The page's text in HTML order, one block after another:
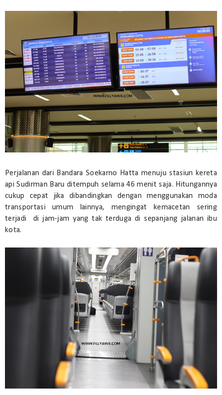
Perjalanan dari Bandara Soekarno Hatta menuju stasiun kereta
api Sudirman Baru ditempuh selama 46 menit saja. Hitungannya
cukup cepat jika dibandingkan dengan menggunakan moda
transportasi umum lainnya, mengingat kemacetan sering
terjadi di jam-jam yang tak terduga di sepanjang jalanan ibu
kota.